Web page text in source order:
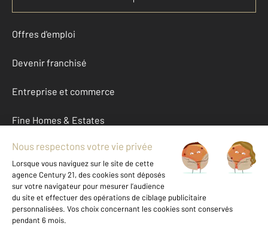
Offres d'emploi
Devenir franchisé
Entreprise et commerce
Fine Homes & Estates
À propos
International
Nous contacter